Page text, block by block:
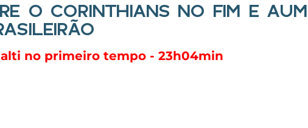
O CORINTHIANS NO FIM E
no primeiro tempo - 23h04min